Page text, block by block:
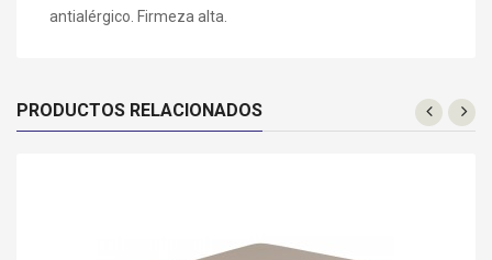
antialérgico. Firmeza alta.
PRODUCTOS RELACIONADOS